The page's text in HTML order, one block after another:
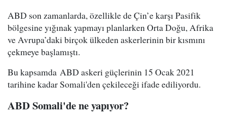
ABD son zamanlarda, özellikle de Çin’e karşı Pasifik
bölgesine yığınak yapmayı planlarken Orta Doğu, Afrika
ve Avrupa’daki birçok ülkeden askerlerinin bir kısmını
çekmeye başlamıştı.
Bu kapsamda ABD askeri güçlerinin 15 Ocak 2021
tarihine kadar Somali'den çekileceği ifade ediliyordu.
ABD Somali'de ne yapıyor?